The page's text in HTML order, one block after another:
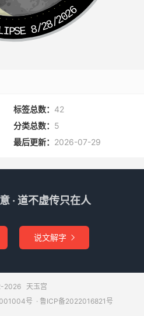
8/28/2026
标签总数： 42
分类总数： 5
最后更新： 2026-07-29
· 道不虚传只在人
说文解字 
2026 天玉宫
号 ​​​ · 鲁ICP备2022016821号